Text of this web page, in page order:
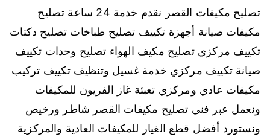
تصليح مكيفات القصر نقدم خدمة 24 ساعة تصليح
مكيفات صيانة أجهزة تكييف تصليح طباخات تصليح دكتات
تكييف مركزي تصليح مكيف الهواء تصليح وحدات تكييف
صيانة تكييف مركزي خدمة غسيل وتنظيف تكييف تركيب
مكيفات عادي ومركزي تعبئة غاز الفريون للمكيفات
ونعمل عبر فني تصليح مكيفات القصر شاطر ورخيص
ونستورد أفضل قطع الغيار للمكيفات العادية والمركزية